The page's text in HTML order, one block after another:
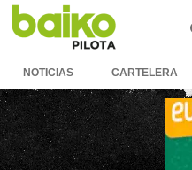
NOTICIAS CARTELERA